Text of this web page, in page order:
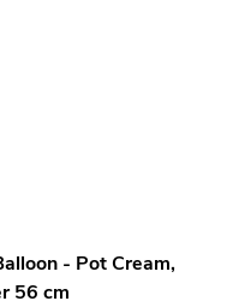
- Pot Cream,
56 cm